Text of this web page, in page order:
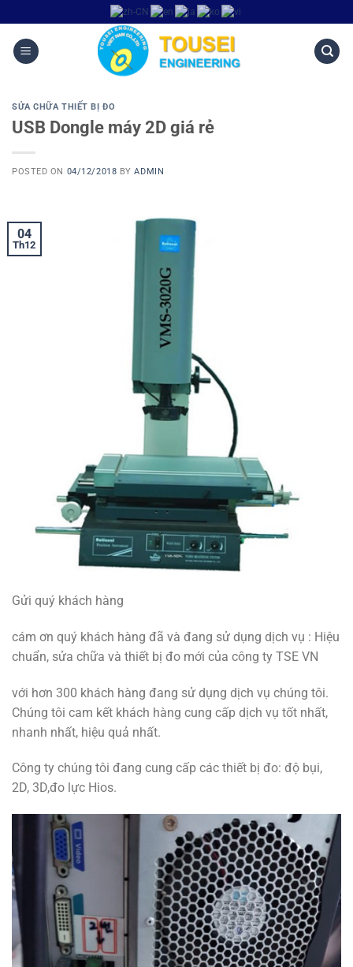
SỬA CHỮA THIẾT BỊ ĐO
USB Dongle máy 2D giá rẻ
POSTED ON 04/12/2018 BYADMIN
04
Th12
Gửi quý khách hàng
cám ơn quý khách hàng đã và đang sử dụng dịch vụ : Hiệu
chuẩn, sửa chữa và thiết bị đo mới của công ty TSE VN
với hơn 300 khách hàng đang sử dụng dịch vụ chúng tôi.
Chúng tôi cam kết khách hàng cung cấp dịch vụ tốt nhất,
nhanh nhất, hiệu quả nhất.
Công ty chúng tôi đang cung cấp các thiết bị đo: độ bụi,
2D, 3D,đo lực Hios.